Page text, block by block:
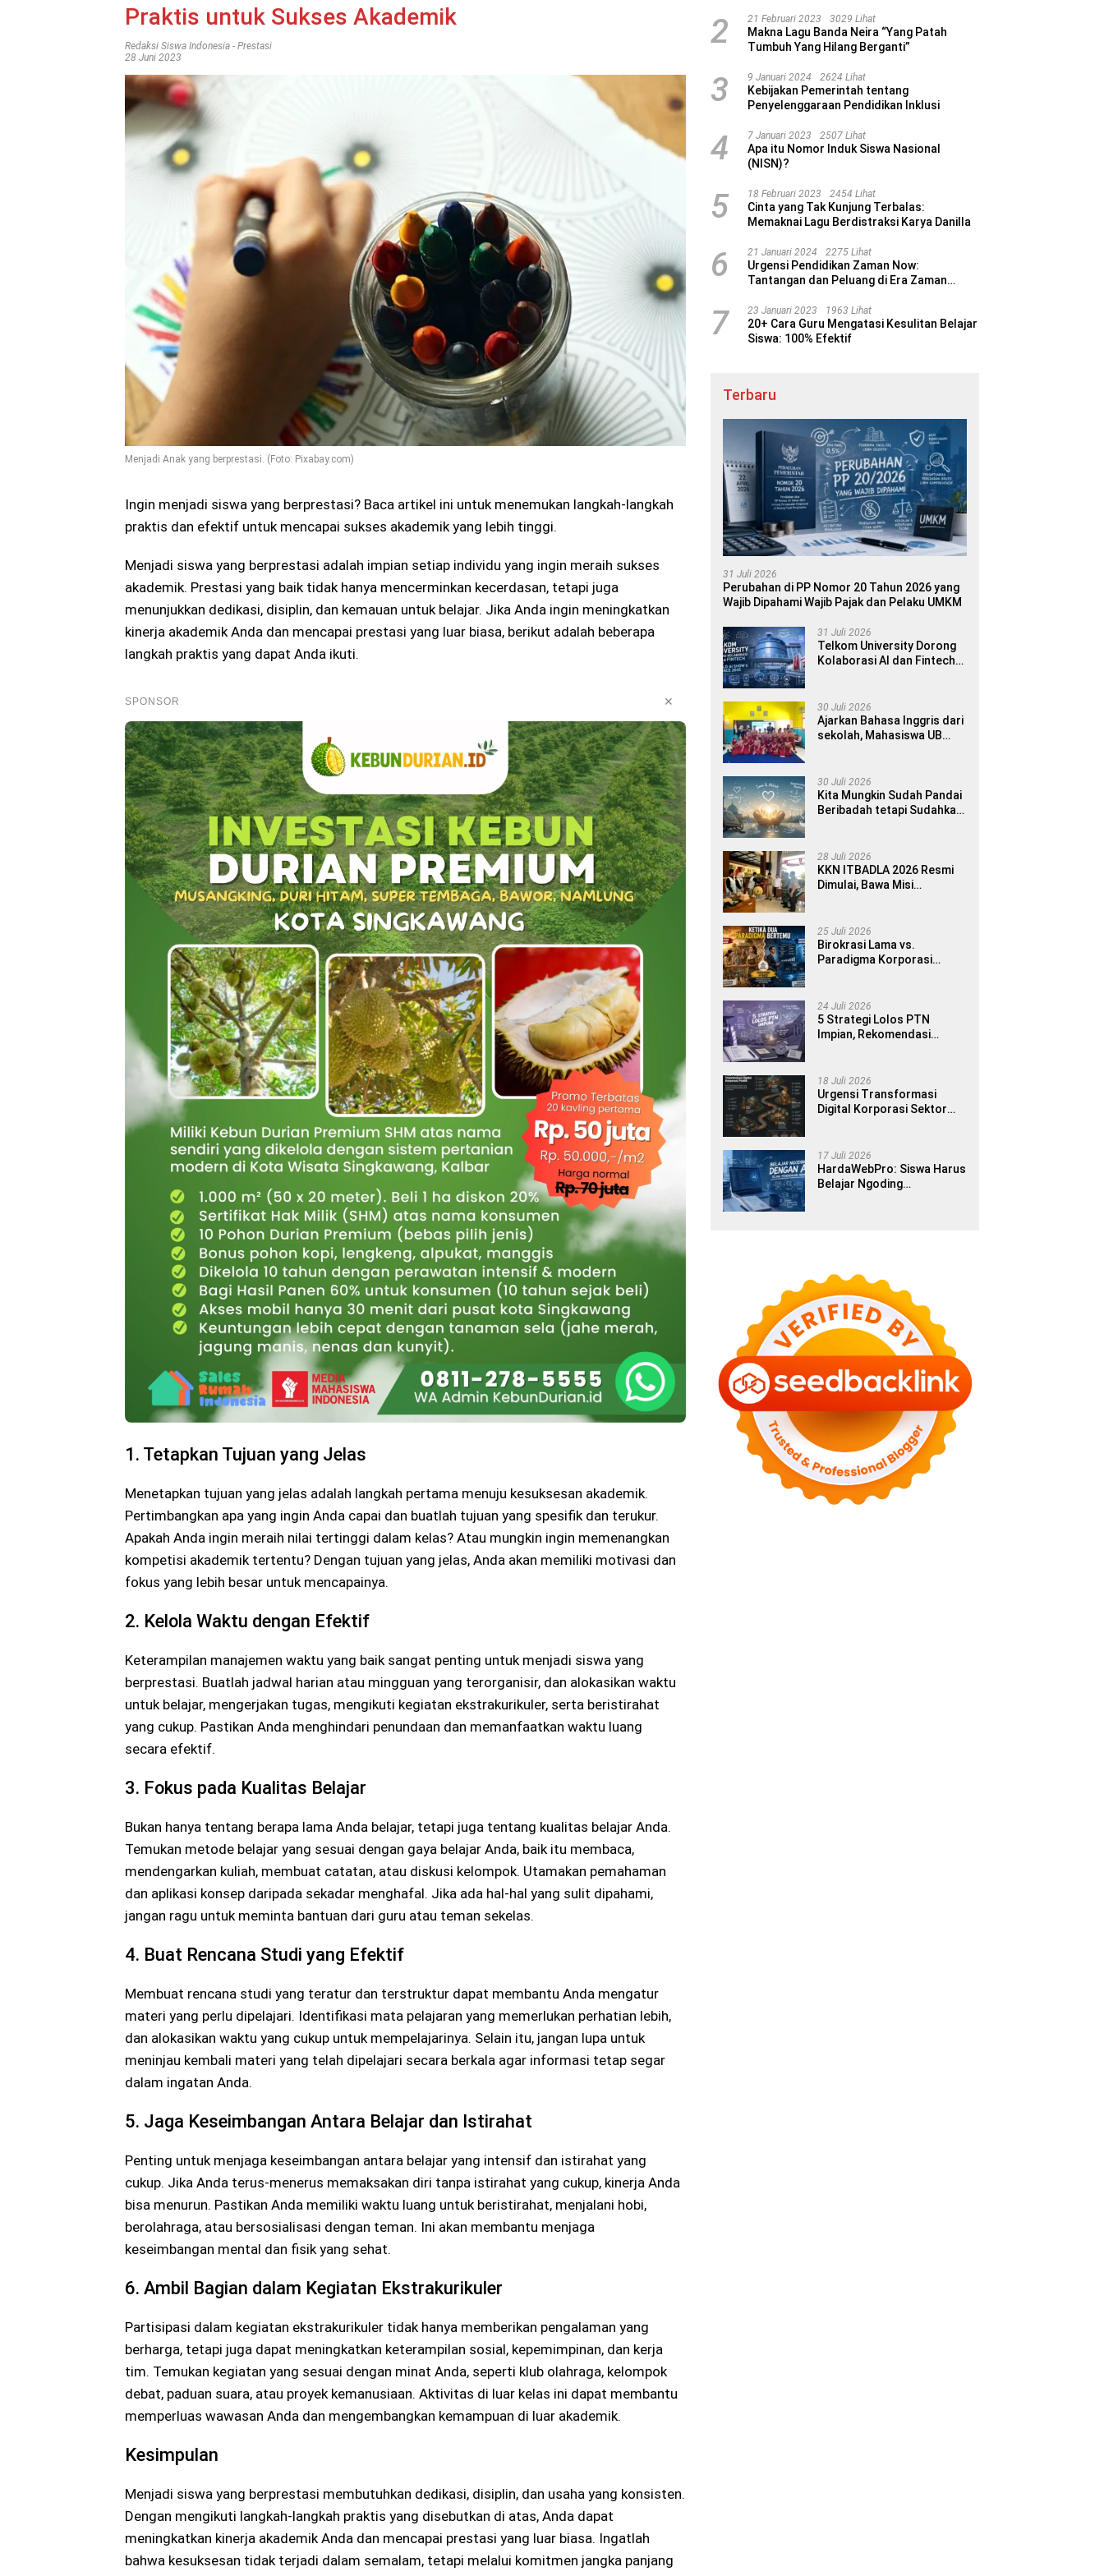
Praktis untuk Sukses Akademik
Redaksi Siswa Indonesia - Prestasi
28 Juni 2023
Menjadi Anak yang berprestasi. (Foto: Pixabay.com)
Ingin menjadi siswa yang berprestasi? Baca artikel ini untuk menemukan langkah-langkah
praktis dan efektif untuk mencapai sukses akademik yang lebih tinggi.
Menjadi siswa yang berprestasi adalah impian setiap individu yang ingin meraih sukses
akademik. Prestasi yang baik tidak hanya mencerminkan kecerdasan, tetapi juga
menunjukkan dedikasi, disiplin, dan kemauan untuk belajar. Jika Anda ingin meningkatkan
kinerja akademik Anda dan mencapai prestasi yang luar biasa, berikut adalah beberapa
langkah praktis yang dapat Anda ikuti.
SPONSOR ✕
1. Tetapkan Tujuan yang Jelas
Menetapkan tujuan yang jelas adalah langkah pertama menuju kesuksesan akademik.
Pertimbangkan apa yang ingin Anda capai dan buatlah tujuan yang spesifik dan terukur.
Apakah Anda ingin meraih nilai tertinggi dalam kelas? Atau mungkin ingin memenangkan
kompetisi akademik tertentu? Dengan tujuan yang jelas, Anda akan memiliki motivasi dan
fokus yang lebih besar untuk mencapainya.
2. Kelola Waktu dengan Efektif
Keterampilan manajemen waktu yang baik sangat penting untuk menjadi siswa yang
berprestasi. Buatlah jadwal harian atau mingguan yang terorganisir, dan alokasikan waktu
untuk belajar, mengerjakan tugas, mengikuti kegiatan ekstrakurikuler, serta beristirahat
yang cukup. Pastikan Anda menghindari penundaan dan memanfaatkan waktu luang
secara efektif.
3. Fokus pada Kualitas Belajar
Bukan hanya tentang berapa lama Anda belajar, tetapi juga tentang kualitas belajar Anda.
Temukan metode belajar yang sesuai dengan gaya belajar Anda, baik itu membaca,
mendengarkan kuliah, membuat catatan, atau diskusi kelompok. Utamakan pemahaman
dan aplikasi konsep daripada sekadar menghafal. Jika ada hal-hal yang sulit dipahami,
jangan ragu untuk meminta bantuan dari guru atau teman sekelas.
4. Buat Rencana Studi yang Efektif
Membuat rencana studi yang teratur dan terstruktur dapat membantu Anda mengatur
materi yang perlu dipelajari. Identifikasi mata pelajaran yang memerlukan perhatian lebih,
dan alokasikan waktu yang cukup untuk mempelajarinya. Selain itu, jangan lupa untuk
meninjau kembali materi yang telah dipelajari secara berkala agar informasi tetap segar
dalam ingatan Anda.
5. Jaga Keseimbangan Antara Belajar dan Istirahat
Penting untuk menjaga keseimbangan antara belajar yang intensif dan istirahat yang
cukup. Jika Anda terus-menerus memaksakan diri tanpa istirahat yang cukup, kinerja Anda
bisa menurun. Pastikan Anda memiliki waktu luang untuk beristirahat, menjalani hobi,
berolahraga, atau bersosialisasi dengan teman. Ini akan membantu menjaga
keseimbangan mental dan fisik yang sehat.
6. Ambil Bagian dalam Kegiatan Ekstrakurikuler
Partisipasi dalam kegiatan ekstrakurikuler tidak hanya memberikan pengalaman yang
berharga, tetapi juga dapat meningkatkan keterampilan sosial, kepemimpinan, dan kerja
tim. Temukan kegiatan yang sesuai dengan minat Anda, seperti klub olahraga, kelompok
debat, paduan suara, atau proyek kemanusiaan. Aktivitas di luar kelas ini dapat membantu
memperluas wawasan Anda dan mengembangkan kemampuan di luar akademik.
Kesimpulan
Menjadi siswa yang berprestasi membutuhkan dedikasi, disiplin, dan usaha yang konsisten.
Dengan mengikuti langkah-langkah praktis yang disebutkan di atas, Anda dapat
meningkatkan kinerja akademik Anda dan mencapai prestasi yang luar biasa. Ingatlah
bahwa kesuksesan tidak terjadi dalam semalam, tetapi melalui komitmen jangka panjang
2 21 Februari 2023 3029 Lihat
Makna Lagu Banda Neira “Yang Patah
Tumbuh Yang Hilang Berganti”
3 9 Januari 2024 2624 Lihat
Kebijakan Pemerintah tentang
Penyelenggaraan Pendidikan Inklusi
4 7 Januari 2023 2507 Lihat
Apa itu Nomor Induk Siswa Nasional
(NISN)?
5 18 Februari 2023 2454 Lihat
Cinta yang Tak Kunjung Terbalas:
Memaknai Lagu Berdistraksi Karya Danilla
6 21 Januari 2024 2275 Lihat
Urgensi Pendidikan Zaman Now:
Tantangan dan Peluang di Era Zaman
7 23 Januari 2023 1963 Lihat
20+ Cara Guru Mengatasi Kesulitan Belajar
Siswa: 100% Efektif
Terbaru
31 Juli 2026
Perubahan di PP Nomor 20 Tahun 2026 yang
Wajib Dipahami Wajib Pajak dan Pelaku UMKM
31 Juli 2026
Telkom University Dorong
Kolaborasi AI dan Fintech
30 Juli 2026
Ajarkan Bahasa Inggris dari
sekolah, Mahasiswa UB
Introduce Yourself di SDN
1 Sumberngepoh
30 Juli 2026
Kita Mungkin Sudah Pandai
Beribadah tetapi Sudahkah
28 Juli 2026
KKN ITBADLA 2026 Resmi
Dimulai, Bawa Misi
Empowerment
25 Juli 2026
Birokrasi Lama vs.
Paradigma Korporasi
24 Juli 2026
5 Strategi Lolos PTN
Impian, Rekomendasi
18 Juli 2026
Urgensi Transformasi
Digital Korporasi Sektor
17 Juli 2026
HardaWebPro: Siswa Harus
Belajar Ngoding